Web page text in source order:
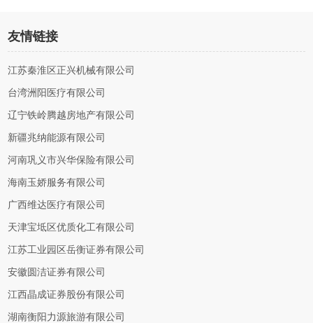
友情链接
江苏秦淮区正兴机械有限公司
台湾洲阳医疗有限公司
辽宁铁岭腾越房地产有限公司
新疆兆纳能源有限公司
河南巩义市兴华保险有限公司
海南玉娇服务有限公司
广西维达医疗有限公司
天津宝坻区优质化工有限公司
江苏工业园区岳衡证券有限公司
安徽圆洁证券有限公司
江西晶成证券股份有限公司
湖南衡阳力源旅游有限公司